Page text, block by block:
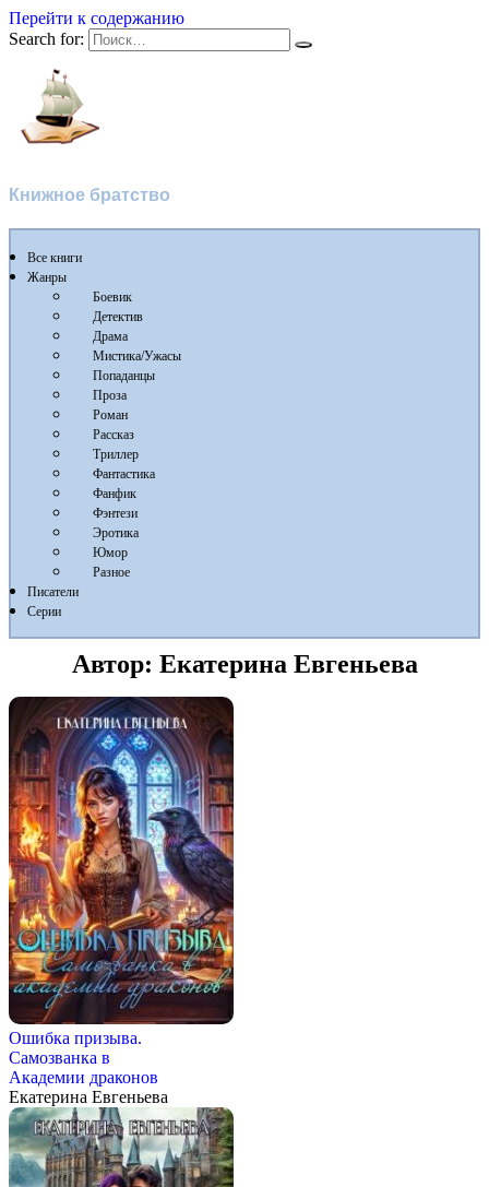
Перейти к содержанию
Search for:
Книжное братство
Все книги
Жанры
Боевик
Детектив
Драма
Мистика/Ужасы
Попаданцы
Проза
Роман
Рассказ
Триллер
Фантастика
Фанфик
Фэнтези
Эротика
Юмор
Разное
Писатели
Серии
Автор: Екатерина Евгеньева
Ошибка призыва.
Самозванка в
Академии драконов
Екатерина Евгеньева